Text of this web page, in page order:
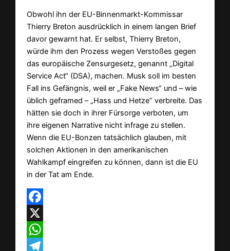
Obwohl ihn der EU-Binnenmarkt-Kommissar
Thierry Breton ausdrücklich in einem langen Brief
davor gewarnt hat. Er selbst, Thierry Breton,
würde ihm den Prozess wegen Verstoßes gegen
das europäische Zensurgesetz, genannt „Digital
Service Act“ (DSA), machen. Musk soll im besten
Fall ins Gefängnis, weil er „Fake News“ und – wie
üblich geframed – „Hass und Hetze“ verbreite. Das
hätten sie doch in ihrer Fürsorge verboten, um
ihre eigenen Narrative nicht infrage zu stellen.
Wenn die EU-Bonzen tatsächlich glauben, mit
solchen Aktionen in den amerikanischen
Wahlkampf eingreifen zu können, dann ist die EU
in der Tat am Ende.
Facebook
X
WhatsApp